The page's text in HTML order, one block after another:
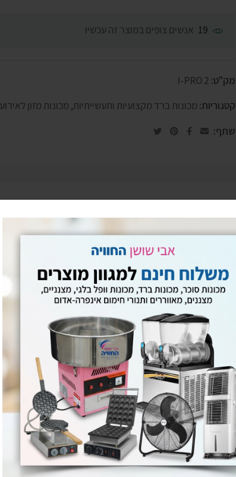
19 אנשים צופים במוצר זה עכשיו
מק"ט: I-PRO 2
קטגוריות: מכונות ברד מקצועיות ותעשייתיות, מכונות מזון
שתף:
המיכל, אין צורך בניקוז נוזלי הלחות
המבוקשת